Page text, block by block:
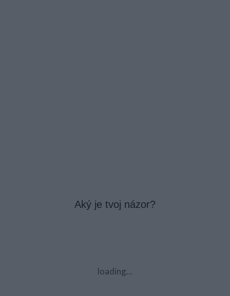
Aký je tvoj názor?
loading...